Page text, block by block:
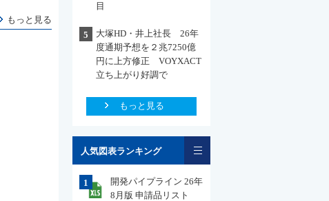
もっと見る
目
5
大塚HD・井上社長 26年
度通期予想を２兆7250億
円に上方修正 VOYXACT
立ち上がり好調で
もっと見る
人気図表ランキング
1
開発パイプライン 26年
8月版 申請品リスト